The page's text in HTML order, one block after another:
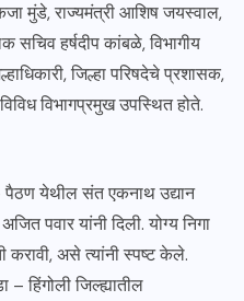
मुंडे, राज्यमंत्री आशिष जयस्वाल,
सचिव हर्षदीप कांबळे, विभागीय
जिल्हा परिषदेचे प्रशासक,
विभागप्रमुख उपस्थित होते.
पैठण येथील संत एकनाथ उद्यान
पवार यांनी दिली. योग्य निगा
करावी, असे त्यांनी स्पष्ट केले.
हिंगोली जिल्ह्यातील